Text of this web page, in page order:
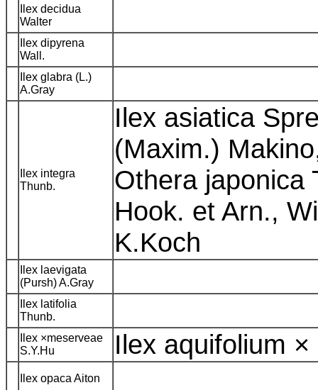
Ilex decidua
Walter
Ilex dipyrena
Wall.
Ilex glabra (L.)
A.Gray
Ilex integra
Thunb.
Ilex asiatica
(Maxim.)
Othera japonica
Hook. et Arn.,
K.Koch
Ilex laevigata
(Pursh) A.Gray
Ilex latifolia
Thunb.
Ilex ×meserveae
S.Y.Hu
Ilex aquifolium
Ilex opaca Aiton